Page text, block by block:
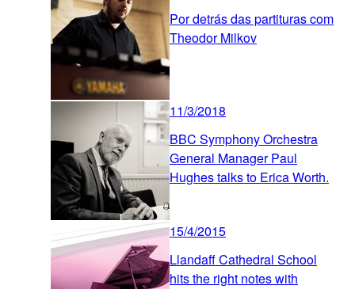
Por detrás das partituras com
Theodor Milkov
11/3/2018
BBC Symphony Orchestra
General Manager Paul
Hughes talks to Erica Worth.
15/4/2015
Llandaff Cathedral School
hits the right notes with